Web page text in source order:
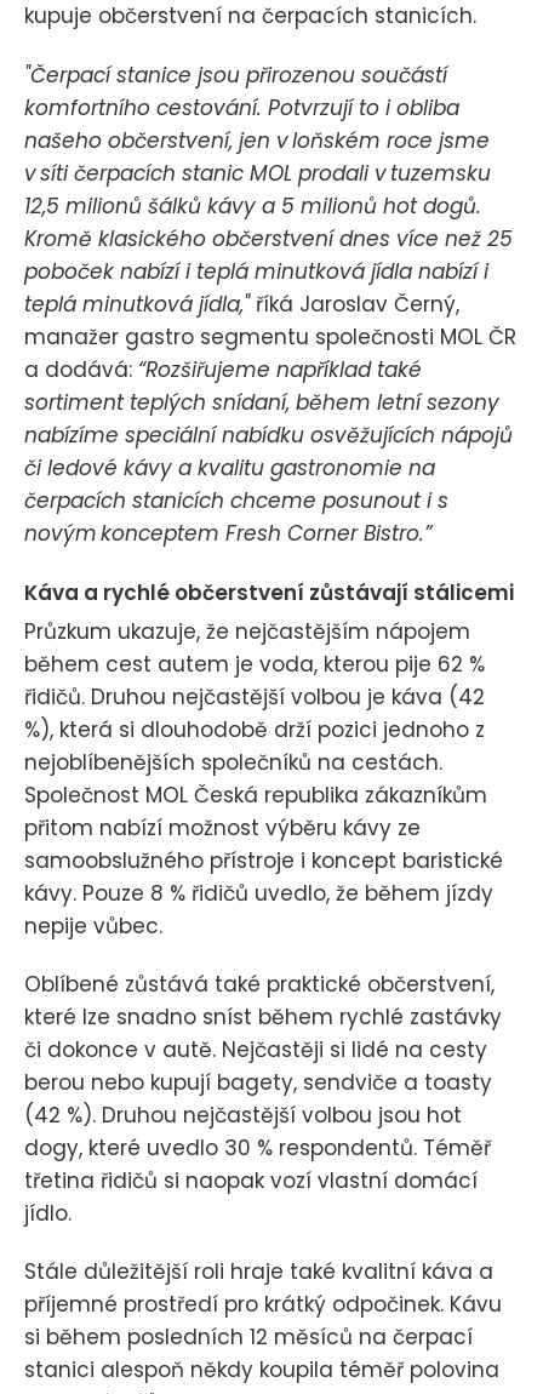
kupuje občerstvení na čerpacích stanicích.
"Čerpací stanice jsou přirozenou součástí
komfortního cestování. Potvrzují to i obliba
našeho občerstvení, jen v loňském roce jsme
v síti čerpacích stanic MOL prodali v tuzemsku
12,5 milionů šálků kávy a 5 milionů hot dogů.
Kromě klasického občerstvení dnes více než 25
poboček nabízí i teplá minutková jídla nabízí i
teplá minutková jídla," říká Jaroslav Černý,
manažer gastro segmentu společnosti MOL ČR
a dodává: “Rozšiřujeme například také
sortiment teplých snídaní, během letní sezony
nabízíme speciální nabídku osvěžujících nápojů
či ledové kávy a kvalitu gastronomie na
čerpacích stanicích chceme posunout i s
novým konceptem Fresh Corner Bistro.”
Káva a rychlé občerstvení zůstávají stálicemi
Průzkum ukazuje, že nejčastějším nápojem
během cest autem je voda, kterou pije 62 %
řidičů. Druhou nejčastější volbou je káva (42
%), která si dlouhodobě drží pozici jednoho z
nejoblíbenějších společníků na cestách.
Společnost MOL Česká republika zákazníkům
přitom nabízí možnost výběru kávy ze
samoobslužného přístroje i koncept baristické
kávy. Pouze 8 % řidičů uvedlo, že během jízdy
nepije vůbec.
Oblíbené zůstává také praktické občerstvení,
které lze snadno sníst během rychlé zastávky
či dokonce v autě. Nejčastěji si lidé na cesty
berou nebo kupují bagety, sendviče a toasty
(42 %). Druhou nejčastější volbou jsou hot
dogy, které uvedlo 30 % respondentů. Téměř
třetina řidičů si naopak vozí vlastní domácí
jídlo.
Stále důležitější roli hraje také kvalitní káva a
příjemné prostředí pro krátký odpočinek. Kávu
si během posledních 12 měsíců na čerpací
stanici alespoň někdy koupila téměř polovina